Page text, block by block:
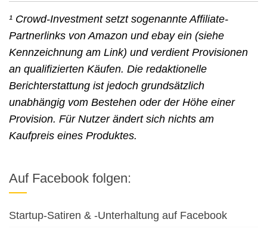
¹ Crowd-Investment setzt sogenannte Affiliate-
Partnerlinks von Amazon und ebay ein (siehe
Kennzeichnung am Link) und verdient Provisionen
an qualifizierten Käufen. Die redaktionelle
Berichterstattung ist jedoch grundsätzlich
unabhängig vom Bestehen oder der Höhe einer
Provision. Für Nutzer ändert sich nichts am
Kaufpreis eines Produktes.
Auf Facebook folgen:
Startup-Satiren & -Unterhaltung auf Facebook